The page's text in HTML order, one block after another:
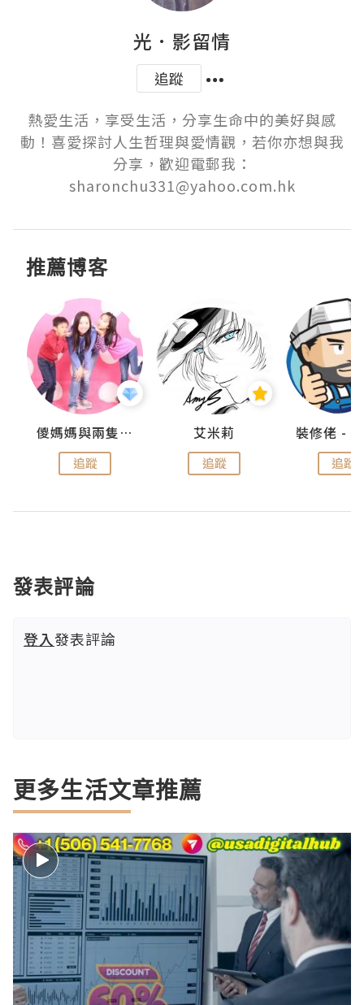
光．影留情
追蹤
熱愛生活，享受生活，分享生命中的美好與感
動！喜愛探討人生哲理與愛情觀，若你亦想與我
分享，歡迎電郵我：
sharonchu331@yahoo.com.hk
推薦博客
儍媽媽與兩隻小魔怪之家
追蹤
艾米莉
追蹤 追蹤
發表評論
登入發表評論
更多生活文章推薦